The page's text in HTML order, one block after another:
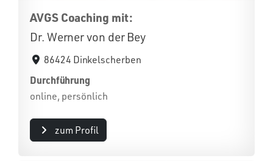
AVGS Coaching mit:
Dr. Werner von der Bey
86424 Dinkelscherben
Durchführung
online, persönlich
zum Profil